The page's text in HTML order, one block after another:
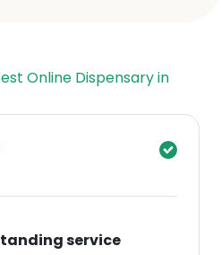
Online Dispensary in
service